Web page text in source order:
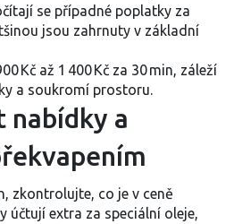
se případné poplatky za
jsou zahrnuty v základní
Kč až 1 400 Kč za 30 min, záleží
a soukromí prostoru.
nabídky a
zkontrolujte, co je v ceně
účtují extra za speciální oleje,